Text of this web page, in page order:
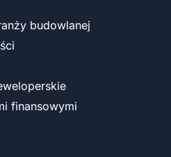
budowlanej
finansowymi